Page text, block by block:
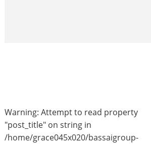
Warning: Attempt to read property
"post_title" on string in
/home/grace045x020/bassaigroup-